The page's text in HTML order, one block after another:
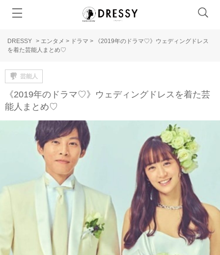
DRESSY > エンタメ > ドラマ >
《2019年のドラマ♡》ウェディングドレス
を着た芸能人まとめ♡
芸能人
《2019年のドラマ♡》ウェディングドレスを着た芸
能人まとめ♡